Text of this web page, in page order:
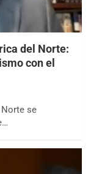
del Norte:
con el
Norte se